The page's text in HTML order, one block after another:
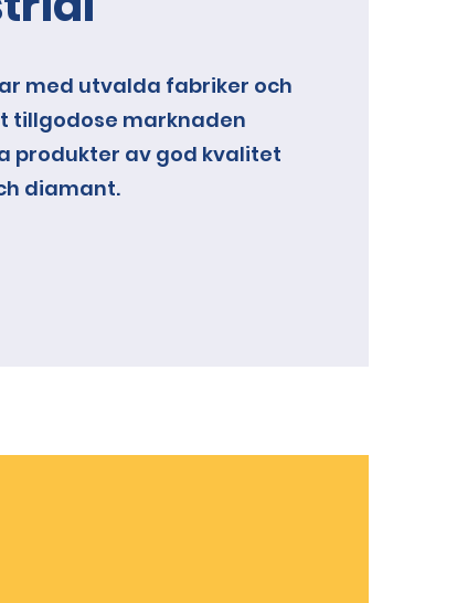
med utvalda fabriker och
tillgodose marknaden
produkter av god kvalitet
diamant.